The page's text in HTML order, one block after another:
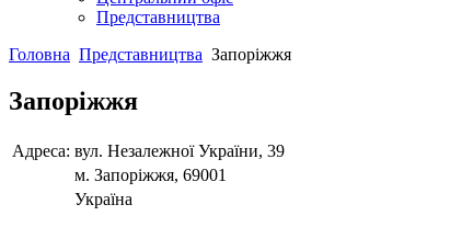
Представництва
Головна Представництва Запоріжжя
Запоріжжя
Адреса: вул. Незалежної України, 39
м. Запоріжжя, 69001
Україна